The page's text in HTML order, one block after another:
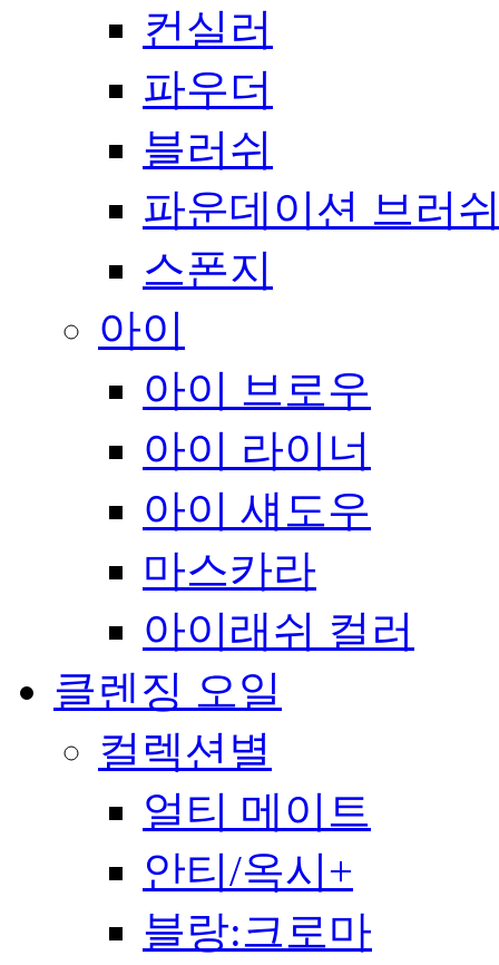
컨실러
파우더
블러쉬
파운데이션 브러
스폰지
아이
아이 브로우
아이 라이너
아이 섀도우
마스카라
아이래쉬 컬러
클렌징 오일
컬렉션별
얼티 메이트
안티/옥시+
블랑:크로마